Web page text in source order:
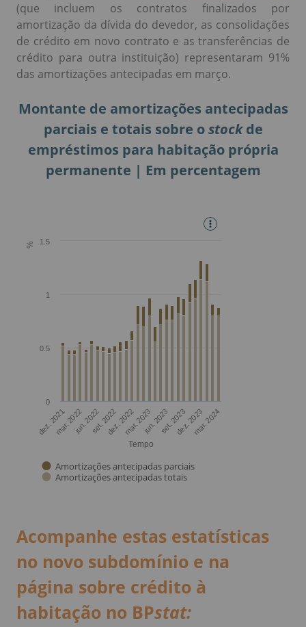
(que incluem os contratos finalizados por
amortização da dívida do devedor, as consolidações
de crédito em novo contrato e as transferências de
crédito para outra instituição) representaram 91%
das amortizações antecipadas em março.
Montante de amortizações antecipadas
parciais e totais sobre ostockde
empréstimos para habitação própria
permanente | Em percentagem
Acompanhe estas estatísticas
no novo subdomínio e na
página sobre crédito à
habitação no BPstat: